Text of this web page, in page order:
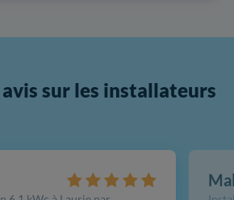
sur les installateurs